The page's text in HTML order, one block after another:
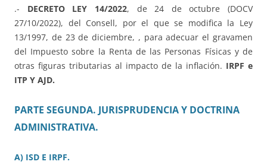
.- DECRETO LEY 14/2022, de 24 de octubre (DOCV
27/10/2022), del Consell, por el que se modifica la Ley
13/1997, de 23 de diciembre, , para adecuar el gravamen
del Impuesto sobre la Renta de las Personas Físicas y de
otras figuras tributarias al impacto de la inflación. IRPF e
ITP Y AJD.
PARTE SEGUNDA. JURISPRUDENCIA Y DOCTRINA
ADMINISTRATIVA.
A) ISD E IRPF.